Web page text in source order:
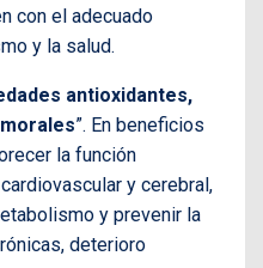
con el adecuado
y la salud.
antioxidantes,
”. En beneficios
la función
y cerebral,
y prevenir la
deterioro